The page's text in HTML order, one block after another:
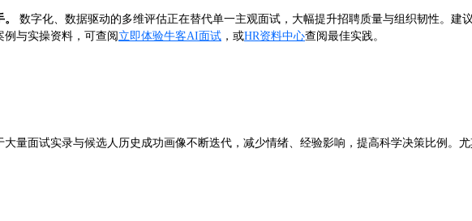
数字化、数据驱动的多维评估正在替代单一主观面试，大幅提升招聘质量与组织韧性。建
与实操资料，可查阅 立即体验牛客AI面试 ，或HR资料中心查阅最佳实践。
量面试实录与候选人历史成功画像不断迭代，减少情绪、经验影响，提高科学决策比例。